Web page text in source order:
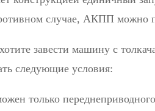
случае, АКПП можно
завести машину с
следующие условия:
только